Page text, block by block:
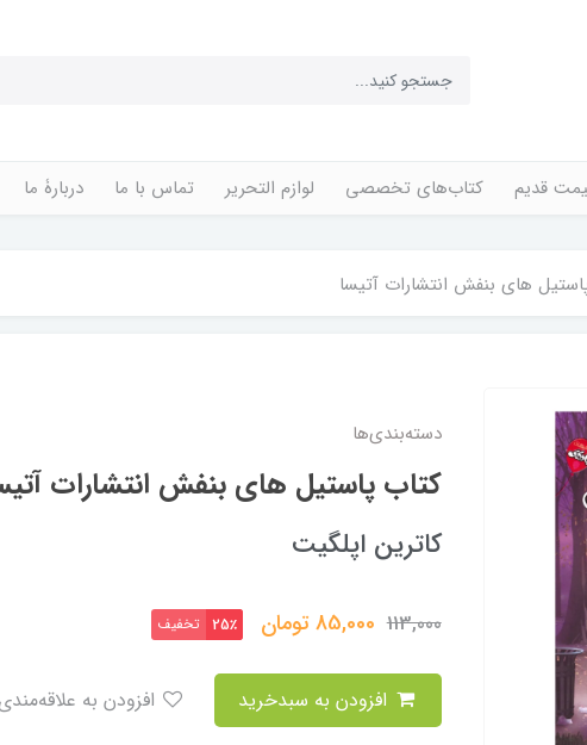
قدیم کتاب‌های تخصصی لوازم التحریر تماس با ما دربارۀ ما
های بنفش انتشارات‌ آتیسا
دسته‌بندی‌ها
کتاب پاستیل‌ های بنفش انتشارات‌
کاترین اپلگیت
113,000
85,000تومان 25٪ تخفیف